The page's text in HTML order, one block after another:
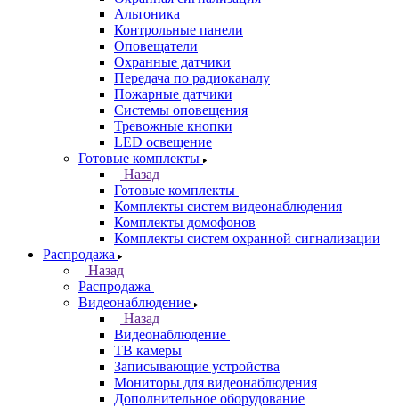
Альтоника
Контрольные панели
Оповещатели
Охранные датчики
Передача по радиоканалу
Пожарные датчики
Системы оповещения
Тревожные кнопки
LED освещение
Готовые комплекты
Назад
Готовые комплекты
Комплекты систем видеонаблюдения
Комплекты домофонов
Комплекты систем охранной сигнализации
Распродажа
Назад
Распродажа
Видеонаблюдение
Назад
Видеонаблюдение
ТВ камеры
Записывающие устройства
Мониторы для видеонаблюдения
Дополнительное оборудование